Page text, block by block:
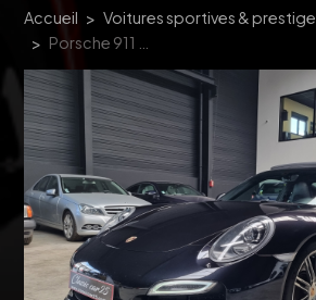
Accueil Voitures sportives & prestige